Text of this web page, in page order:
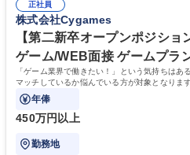
無/年休123日
得出来ております！ 【魅力】■フレック
を一律支給！ ■管理業務主任者資格取得後には50,000円/月の手当あり！
学歴・資格 学歴：大学院 大学 高専 短
一種運転免許普通自動車
正社員
株式会社Cygames
【第二新卒オープンポジシ
ゲーム/WEB面接 ゲームプラ
「ゲーム業界で働きたい！」という気持ちは
マッチしているか悩んでいる方が対象となります
年俸
450万円以上
勤務地